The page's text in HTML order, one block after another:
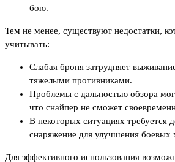
бою.
Тем не менее, существуют недостатки,
учитывать:
Слабая броня затрудняет
тяжелыми противниками.
Проблемы с дальностью обзора
что снайпер не сможет
В некоторых ситуациях требуется
снаряжение для улучшения боевых
Для эффективного использования